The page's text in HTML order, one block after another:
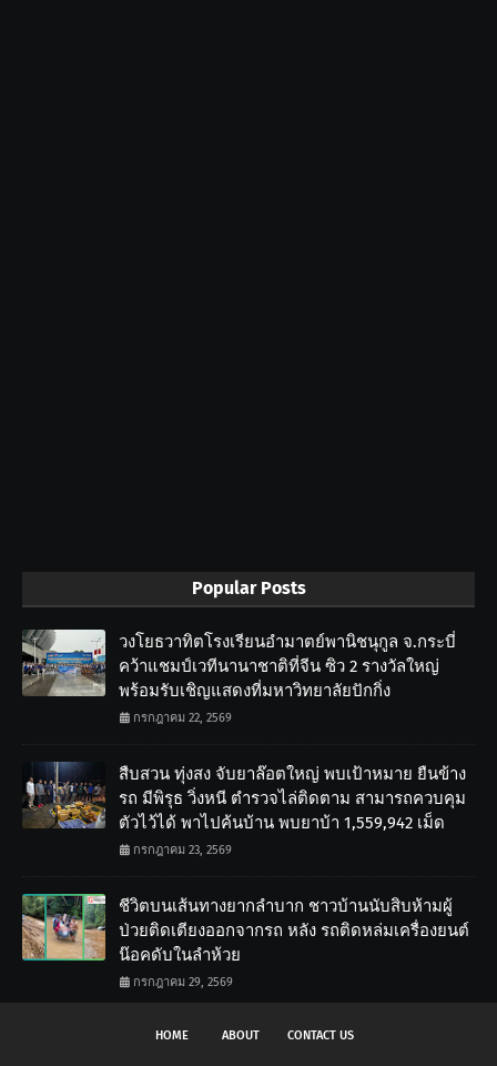
Popular Posts
วงโยธวาทิตโรงเรียนอำมาตย์พานิชนุกูล จ.กระบี่
คว้าแชมป์เวทีนานาชาติที่จีน ซิว 2 รางวัลใหญ่
พร้อมรับเชิญแสดงที่มหาวิทยาลัยปักกิ่ง
กรกฎาคม 22, 2569
สืบสวน ทุ่งสง จับยาล๊อตใหญ่ พบเป้าหมาย ยืนข้าง
รถ มีพิรุธ วิ่งหนี ตำรวจไล่ติดตาม สามารถควบคุม
ตัวไว้ได้ พาไปค้นบ้าน พบยาบ้า 1,559,942 เม็ด
กรกฎาคม 23, 2569
ชีวิตบนเส้นทางยากลำบาก ชาวบ้านนับสิบห้ามผู้
ป่วยติดเตียงออกจากรถ หลัง รถติดหล่มเครื่องยนต์
น๊อคดับในลำห้วย
กรกฎาคม 29, 2569
HOME ABOUT CONTACT US